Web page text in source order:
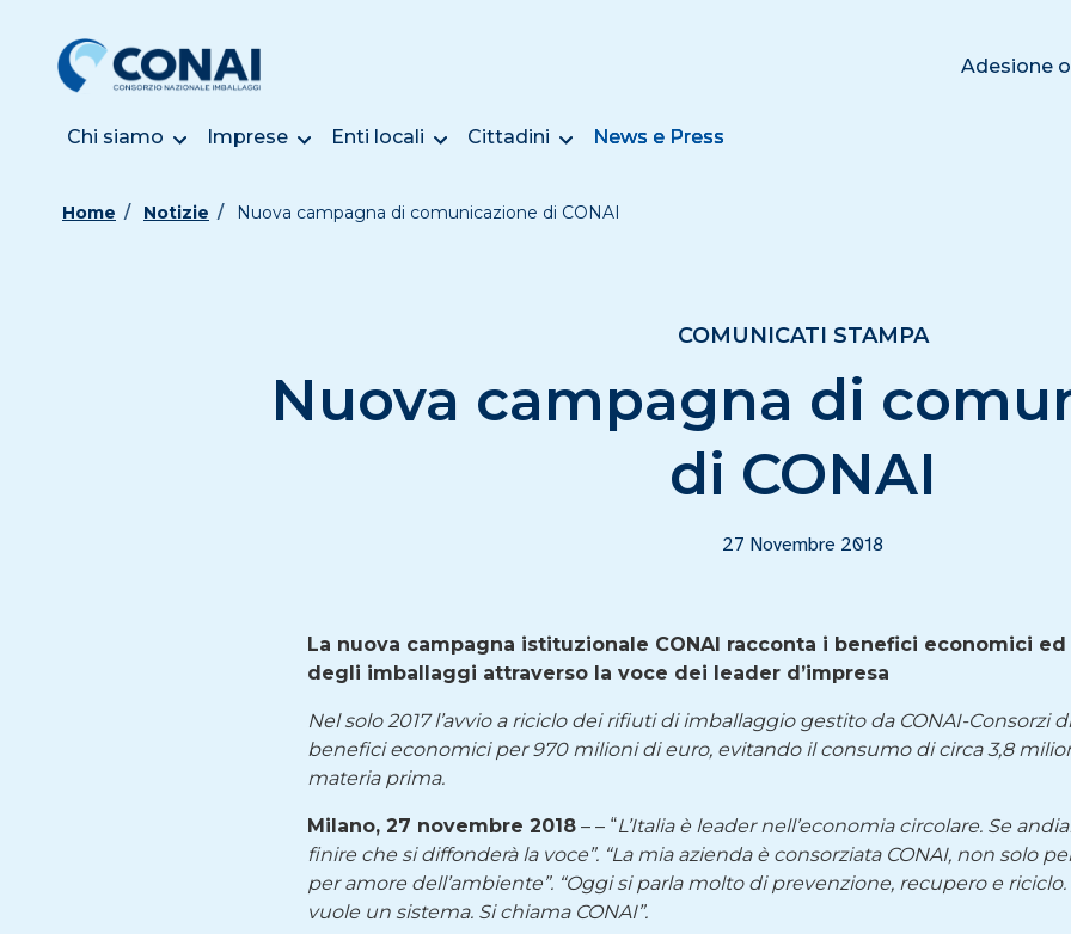
Adesione
Chi siamo Imprese Enti locali Cittadini News e Press
Home Notizie Nuova campagna di comunicazione di CONAI
COMUNICATI STAMPA
Nuova campagna di
di CONAI
27 Novembre 2018
La nuova campagna istituzionale CONAI racconta i benefici economici
degli imballaggi attraverso la voce dei leader d’impresa
Nel solo 2017 l’avvio a riciclo dei rifiuti di imballaggio gestito da CONAI-Consorzi
benefici economici per 970 milioni di euro, evitando il consumo di circa 3,8
materia prima.
Milano, 27 novembre 2018 – – “L’Italia è leader nell’economia circolare. Se
finire che si diffonderà la voce”. “La mia azienda è consorziata CONAI, non solo
per amore dell’ambiente”. “Oggi si parla molto di prevenzione, recupero e
vuole un sistema. Si chiama CONAI”.